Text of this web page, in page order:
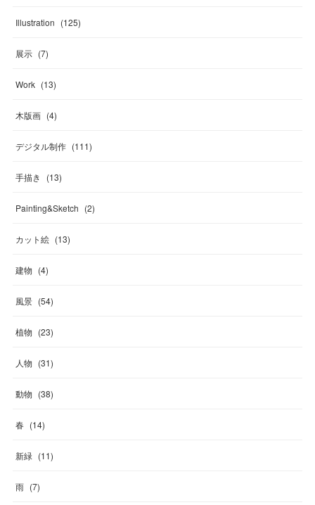
Illustration (125)
展示 (7)
Work (13)
木版画 (4)
デジタル制作 (111)
手描き (13)
Painting&Sketch (2)
カット絵 (13)
建物 (4)
風景 (54)
植物 (23)
人物 (31)
動物 (38)
春 (14)
新緑 (11)
雨 (7)